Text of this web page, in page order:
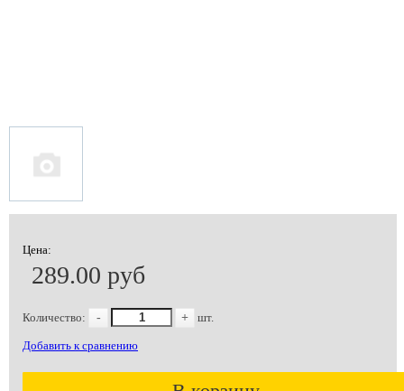
Цена:
289.00 руб
Количество: - + шт.
Добавить к сравнению